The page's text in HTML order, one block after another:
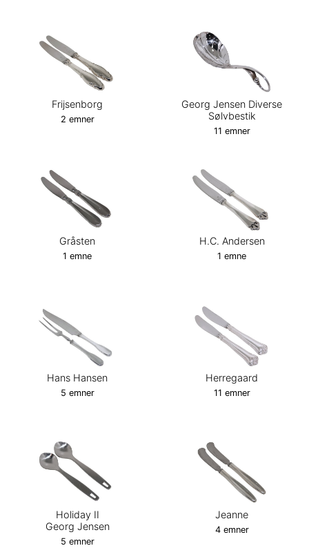
Frijsenborg
2 emner
Georg Jensen Diverse
Sølvbestik
11 emner
Gråsten
1 emne
H.C. Andersen
1 emne
Hans Hansen
5 emner
Herregaard
11 emner
Holiday II
Georg Jensen
5 emner
Jeanne
4 emner